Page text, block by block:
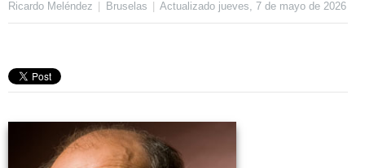
Ricardo Meléndez Bruselas Actualizado jueves, 7 de mayo de 2026